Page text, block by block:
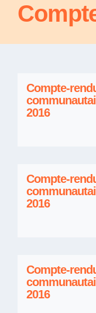
Compte-
2016
Compte-
2016
Compte-
2016